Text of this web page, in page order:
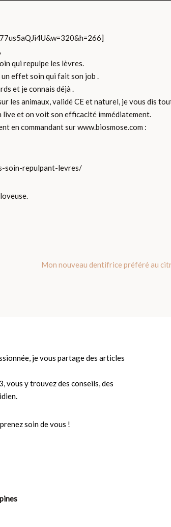
qui repulpe les lèvres.
effet soin qui fait son job .
et je connais déjà .
les animaux, validé CE et naturel, je vous dis
live et on voit son efficacité immédiatement.
en commandant sur www.biosmose.com :
soin-repulpant-levres/
Mon nouveau dentifrice préféré au
je vous partage des articles
vous y trouvez des conseils, des
soin de vous !